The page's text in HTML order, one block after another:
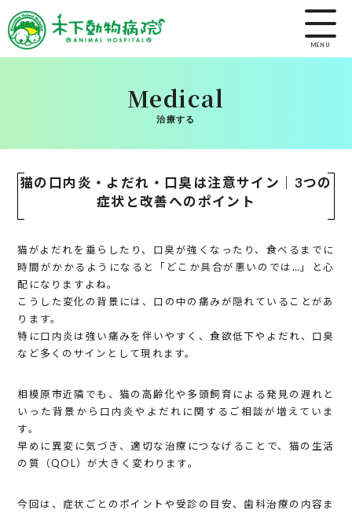
MENU
Medical
治療する
猫の口内炎・よだれ・口臭は注意サイン｜3つの
症状と改善へのポイント
猫がよだれを垂らしたり、口臭が強くなったり、食べるまでに
時間がかかるようになると「どこか具合が悪いのでは…」と心
配になりますよね。
こうした変化の背景には、口の中の痛みが隠れていることがあ
ります。
特に口内炎は強い痛みを伴いやすく、食欲低下やよだれ、口臭
など多くのサインとして現れます。
相模原市近隣でも、猫の高齢化や多頭飼育による発見の遅れと
いった背景から口内炎やよだれに関するご相談が増えていま
す。
早めに異変に気づき、適切な治療につなげることで、猫の生活
の質（QOL）が大きく変わります。
今回は、症状ごとのポイントや受診の目安、歯科治療の内容ま